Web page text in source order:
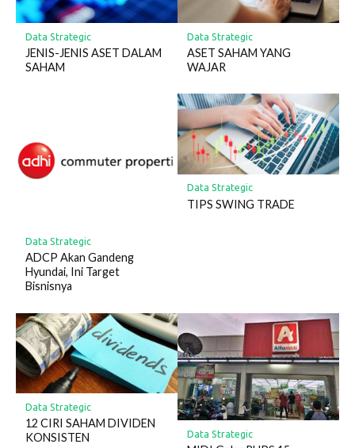
Data Strategic
JENIS-JENIS ASET DALAM
SAHAM
Data Strategic
ASET SAHAM YANG
WAJAR
Data Strategic
ADCP Akan Gandeng
Hyundai, Ini Target
Bisnisnya
Data Strategic
TIPS SWING TRADE
Data Strategic
12 CIRI SAHAM DIVIDEN
KONSISTEN
Data Strategic